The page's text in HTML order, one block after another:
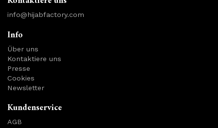
info@hijabfactory.com
Info
Über uns
Kontaktiere uns
Presse
Cookies
Newsletter
Kundenservice
AGB